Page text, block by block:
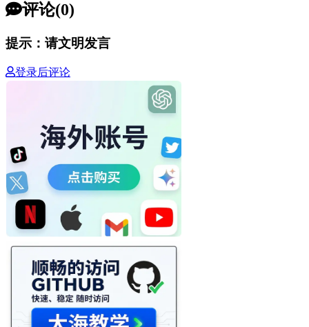
评论(0)
提示：请文明发言
登录后评论